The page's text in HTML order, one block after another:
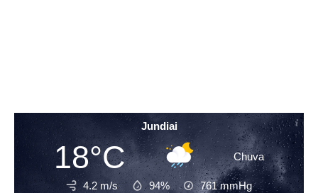
Jundiai
18°C Chuva
4.2 m/s 94% 761mmHg